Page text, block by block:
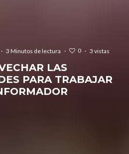
· 3 Minutos de lectura · 0 · 3 vistas
LAS
PARA TRABAJAR